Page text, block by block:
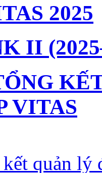
2025
II
VITAS